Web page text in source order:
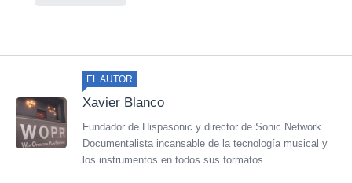
EL AUTOR
Xavier Blanco
Fundador de Hispasonic y director de Sonic Network.
Documentalista incansable de la tecnología musical y
los instrumentos en todos sus formatos.